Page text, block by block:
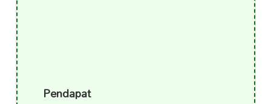
Pendapat